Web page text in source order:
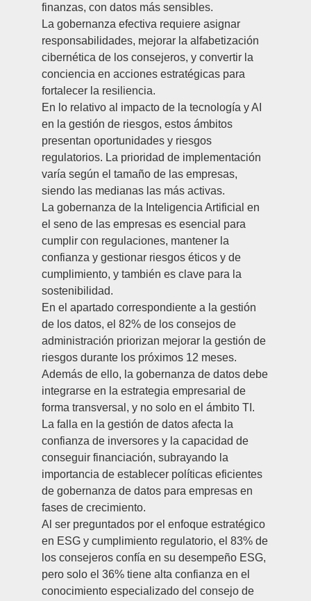
finanzas, con datos más sensibles.
La gobernanza efectiva requiere asignar
responsabilidades, mejorar la alfabetización
cibernética de los consejeros, y convertir la
conciencia en acciones estratégicas para
fortalecer la resiliencia.
En lo relativo al impacto de la tecnología y AI
en la gestión de riesgos, estos ámbitos
presentan oportunidades y riesgos
regulatorios. La prioridad de implementación
varía según el tamaño de las empresas,
siendo las medianas las más activas.
La gobernanza de la Inteligencia Artificial en
el seno de las empresas es esencial para
cumplir con regulaciones, mantener la
confianza y gestionar riesgos éticos y de
cumplimiento, y también es clave para la
sostenibilidad.
En el apartado correspondiente a la gestión
de los datos, el 82% de los consejos de
administración priorizan mejorar la gestión de
riesgos durante los próximos 12 meses.
Además de ello, la gobernanza de datos debe
integrarse en la estrategia empresarial de
forma transversal, y no solo en el ámbito TI.
La falla en la gestión de datos afecta la
confianza de inversores y la capacidad de
conseguir financiación, subrayando la
importancia de establecer políticas eficientes
de gobernanza de datos para empresas en
fases de crecimiento.
Al ser preguntados por el enfoque estratégico
en ESG y cumplimiento regulatorio, el 83% de
los consejeros confía en su desempeño ESG,
pero solo el 36% tiene alta confianza en el
conocimiento especializado del consejo de